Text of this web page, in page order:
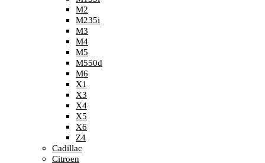
M2
M235i
M3
M4
M5
M550d
M6
X1
X3
X4
X5
X6
Z4
Cadillac
Citroen